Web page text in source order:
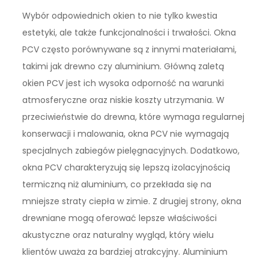
Wybór odpowiednich okien to nie tylko kwestia
estetyki, ale także funkcjonalności i trwałości. Okna
PCV często porównywane są z innymi materiałami,
takimi jak drewno czy aluminium. Główną zaletą
okien PCV jest ich wysoka odporność na warunki
atmosferyczne oraz niskie koszty utrzymania. W
przeciwieństwie do drewna, które wymaga regularnej
konserwacji i malowania, okna PCV nie wymagają
specjalnych zabiegów pielęgnacyjnych. Dodatkowo,
okna PCV charakteryzują się lepszą izolacyjnością
termiczną niż aluminium, co przekłada się na
mniejsze straty ciepła w zimie. Z drugiej strony, okna
drewniane mogą oferować lepsze właściwości
akustyczne oraz naturalny wygląd, który wielu
klientów uważa za bardziej atrakcyjny. Aluminium